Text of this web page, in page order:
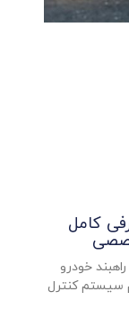
کامل
خودرو
سیستم کنترل